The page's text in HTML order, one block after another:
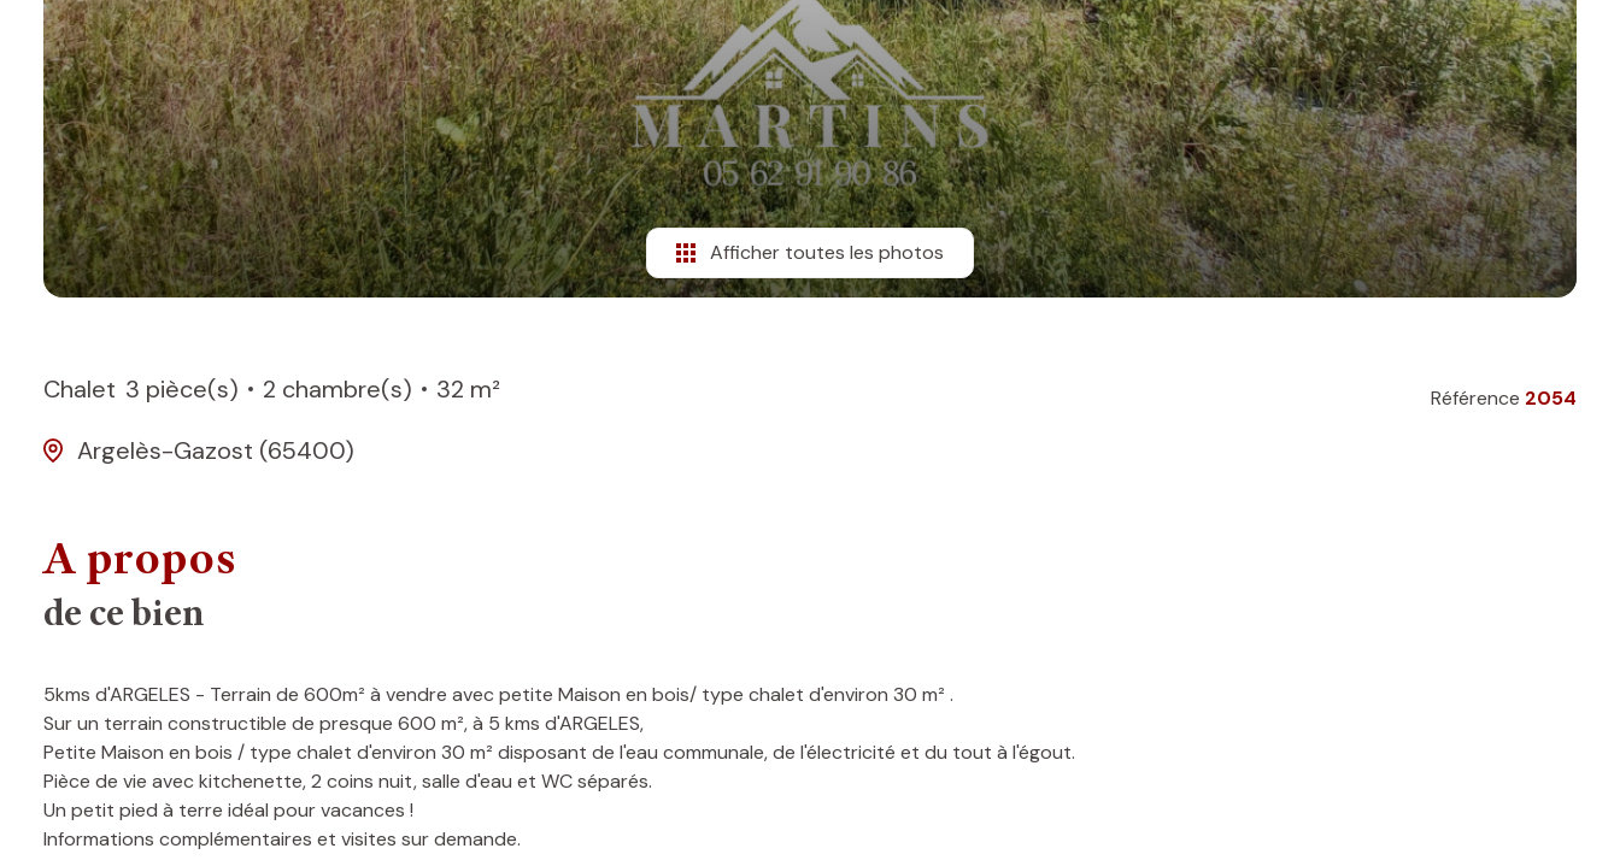
Afficher toutes les photos
Chalet 3 pièce(s) 2 chambre(s)
32 m²
Argelès-Gazost (65400)
Référence 2054
A propos
de ce bien
5kms d'ARGELES - Terrain de 600m² à vendre avec petite Maison en bois/ type chalet d'environ 30 m² .
Sur un terrain constructible de presque 600 m², à 5 kms d'ARGELES,
Petite Maison en bois / type chalet d'environ 30 m² disposant de l'eau communale, de l'électricité et du tout à l'égout.
Pièce de vie avec kitchenette, 2 coins nuit, salle d'eau et WC séparés.
Un petit pied à terre idéal pour vacances !
Informations complémentaires et visites sur demande.